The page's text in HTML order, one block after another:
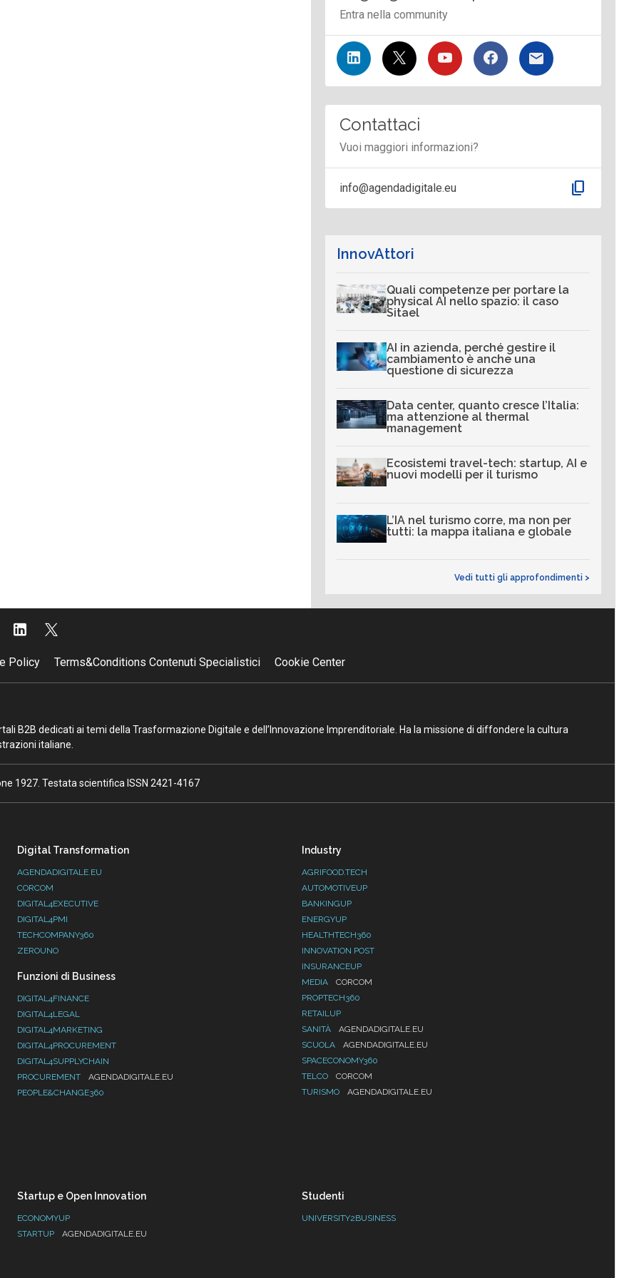
Entra nella community
Contattaci
Vuoi maggiori informazioni?
info@agendadigitale.eu content_copy
InnovAttori
Quali competenze per portare la
physical AI nello spazio: il caso
Sitael
AI in azienda, perché gestire il
cambiamento è anche una
questione di sicurezza
Data center, quanto cresce l’Italia:
ma attenzione al thermal
management
Ecosistemi travel-tech: startup, AI e
nuovi modelli per il turismo
L’IA nel turismo corre, ma non per
tutti: la mappa italiana e globale
Vedi tutti gli approfondimenti >
Policy Terms&Conditions Contenuti Specialistici Cookie Center
B2B dedicati ai temi della Trasformazione Digitale e dell’Innovazione Imprenditoriale. Ha la missione di diffondere la cultura
italiane.
1927. Testata scientifica ISSN 2421-4167
Digital Transformation
AGENDADIGITALE.EU
CORCOM
DIGITAL4EXECUTIVE
DIGITAL4PMI
TECHCOMPANY360
ZEROUNO
Funzioni di Business
DIGITAL4FINANCE
DIGITAL4LEGAL
DIGITAL4MARKETING
DIGITAL4PROCUREMENT
DIGITAL4SUPPLYCHAIN
PROCUREMENT
AGENDADIGITALE.EU
PEOPLE&CHANGE360
Industry
AGRIFOOD.TECH
AUTOMOTIVEUP
BANKINGUP
ENERGYUP
HEALTHTECH360
INNOVATION POST
INSURANCEUP
MEDIA
CORCOM
PROPTECH360
RETAILUP
SANITÀ
AGENDADIGITALE.EU
SCUOLA
AGENDADIGITALE.EU
SPACECONOMY360
TELCO
CORCOM
TURISMO
AGENDADIGITALE.EU
Startup e Open Innovation
ECONOMYUP
STARTUP
AGENDADIGITALE.EU
Studenti
UNIVERSITY2BUSINESS